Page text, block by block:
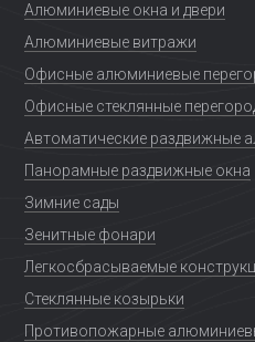
Алюминиевые окна и двери
Алюминиевые витражи
Офисные алюминиевые
Офисные стеклянные
Автоматические раздвижные
Панорамные раздвижные окна
Зимние сады
Зенитные фонари
Легкосбрасываемые
Стеклянные козырьки
Противопожарные